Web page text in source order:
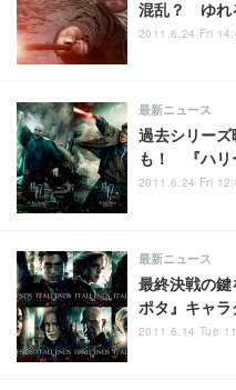
混乱？ ゆれ
2011.6.24 Fri
過去シリー
も！ 『ハリ
最新ニュース
2011.6.24 Fri
最終決戦の
ポタ』キャ
最新ニュース
2011.6.14 Tue